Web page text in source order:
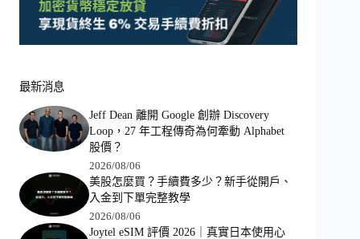
最新消息
Jeff Dean 離開 Google 創辦 Discovery
Loop，27 年工程傳奇為何牽動 Alphabet
股價？
2026/08/06
美股怎麼買？手續費多少？新手從開戶、
入金到下單完整教學
2026/08/06
Joytel eSIM 評價 2026｜真實日本使用心